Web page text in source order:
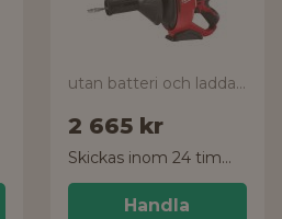
utan batteri och laddare
2 665 kr
Skickas inom 24 timmar!
Handla